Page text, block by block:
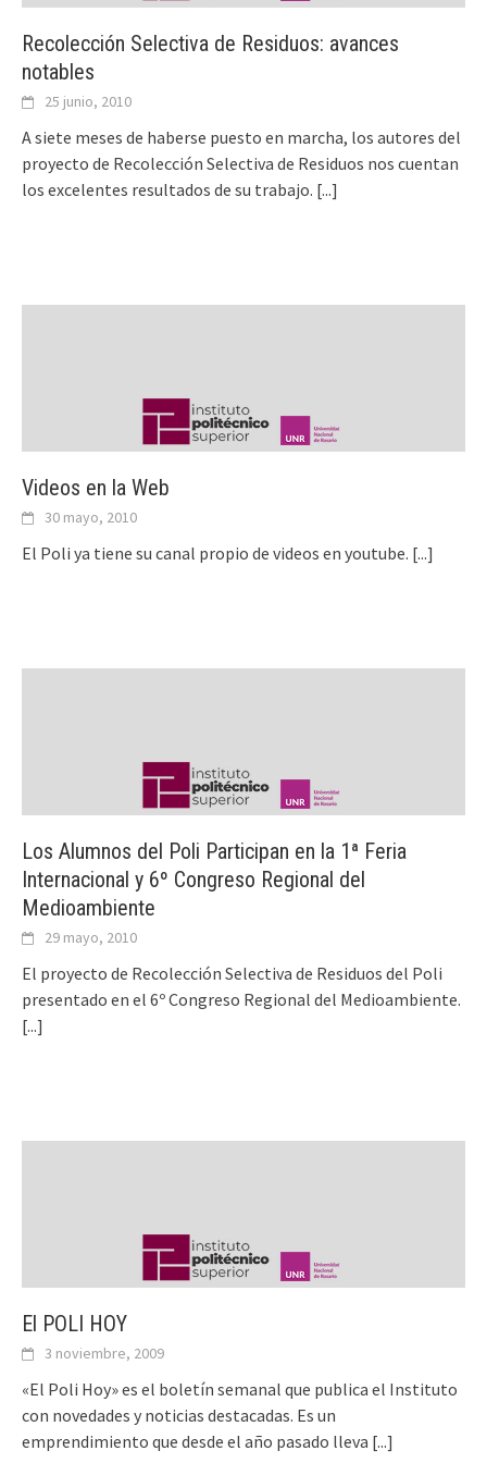
Recolección Selectiva de Residuos: avances
notables
25 junio, 2010
A siete meses de haberse puesto en marcha, los autores del
proyecto de Recolección Selectiva de Residuos nos cuentan
los excelentes resultados de su trabajo. [...]
Videos en la Web
30 mayo, 2010
El Poli ya tiene su canal propio de videos en youtube. [...]
Los Alumnos del Poli Participan en la 1ª Feria
Internacional y 6º Congreso Regional del
Medioambiente
29 mayo, 2010
El proyecto de Recolección Selectiva de Residuos del Poli
presentado en el 6º Congreso Regional del Medioambiente.
[...]
El POLI HOY
3 noviembre, 2009
«El Poli Hoy» es el boletín semanal que publica el Instituto
con novedades y noticias destacadas. Es un
emprendimiento que desde el año pasado lleva [...]